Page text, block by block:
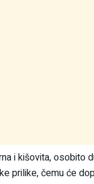
i kišovita, osobito
prilike, čemu će